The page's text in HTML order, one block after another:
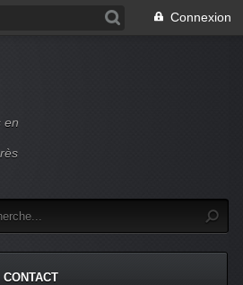
Connexion
en
CONTACT